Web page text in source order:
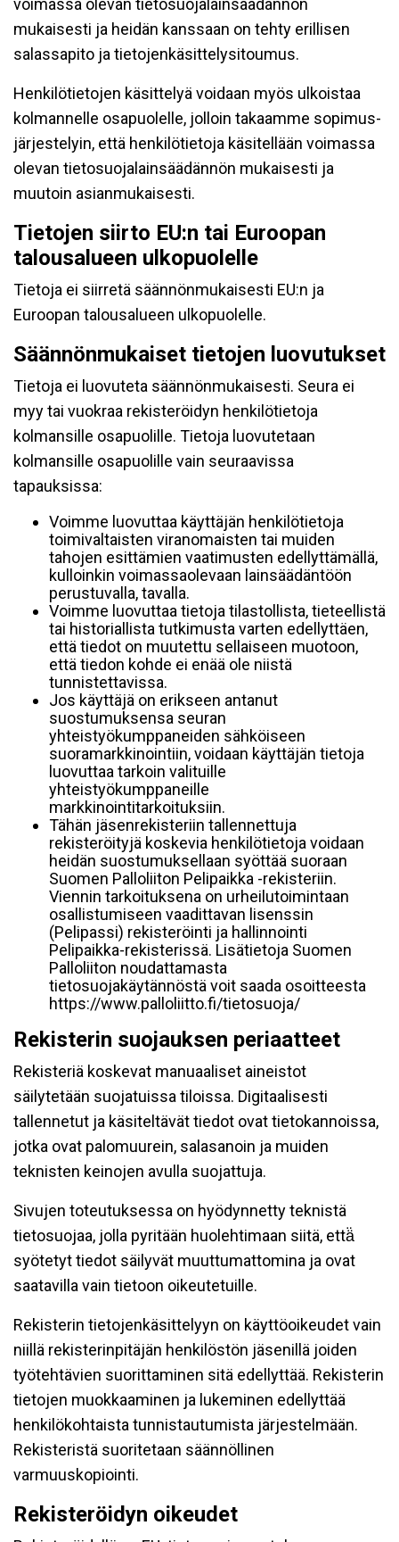
voimassa olevan tietosuojalainsäädännön
mukaisesti ja heidän kanssaan on tehty erillisen
salassapito ja tietojenkäsittelysitoumus.
Henkilötietojen käsittelyä voidaan myös ulkoistaa
kolmannelle osapuolelle, jolloin takaamme sopimus-
järjestelyin, että henkilötietoja käsitellään voimassa
olevan tietosuojalainsäädännön mukaisesti ja
muutoin asianmukaisesti.
Tietojen siirto EU:n tai Euroopan
talousalueen ulkopuolelle
Tietoja ei siirretä säännönmukaisesti EU:n ja
Euroopan talousalueen ulkopuolelle.
Säännönmukaiset tietojen luovutukset
Tietoja ei luovuteta säännönmukaisesti. Seura ei
myy tai vuokraa rekisteröidyn henkilötietoja
kolmansille osapuolille. Tietoja luovutetaan
kolmansille osapuolille vain seuraavissa
tapauksissa:
Voimme luovuttaa käyttäjän henkilötietoja
toimivaltaisten viranomaisten tai muiden
tahojen esittämien vaatimusten edellyttämällä,
kulloinkin voimassaolevaan lainsäädäntöön
perustuvalla, tavalla.
Voimme luovuttaa tietoja tilastollista, tieteellistä
tai historiallista tutkimusta varten edellyttäen,
että tiedot on muutettu sellaiseen muotoon,
että tiedon kohde ei enää ole niistä
tunnistettavissa.
Jos käyttäjä on erikseen antanut
suostumuksensa seuran
yhteistyökumppaneiden sähköiseen
suoramarkkinointiin, voidaan käyttäjän tietoja
luovuttaa tarkoin valituille
yhteistyökumppaneille
markkinointitarkoituksiin.
Tähän jäsenrekisteriin tallennettuja
rekisteröityjä koskevia henkilötietoja voidaan
heidän suostumuksellaan syöttää suoraan
Suomen Palloliiton Pelipaikka -rekisteriin.
Viennin tarkoituksena on urheilutoimintaan
osallistumiseen vaadittavan lisenssin
(Pelipassi) rekisteröinti ja hallinnointi
Pelipaikka-rekisterissä. Lisätietoja Suomen
Palloliiton noudattamasta
tietosuojakäytännöstä voit saada osoitteesta
https://www.palloliitto.fi/tietosuoja/
Rekisterin suojauksen periaatteet
Rekisteriä koskevat manuaaliset aineistot
säilytetään suojatuissa tiloissa. Digitaalisesti
tallennetut ja käsiteltävät tiedot ovat tietokannoissa,
jotka ovat palomuurein, salasanoin ja muiden
teknisten keinojen avulla suojattuja.
Sivujen toteutuksessa on hyödynnetty teknistä
tietosuojaa, jolla pyritään huolehtimaan siitä, että̈
syötetyt tiedot säilyvät muuttumattomina ja ovat
saatavilla vain tietoon oikeutetuille.
Rekisterin tietojenkäsittelyyn on käyttöoikeudet vain
niillä rekisterinpitäjän henkilöstön jäsenillä joiden
työtehtävien suorittaminen sitä edellyttää. Rekisterin
tietojen muokkaaminen ja lukeminen edellyttää
henkilökohtaista tunnistautumista järjestelmään.
Rekisteristä suoritetaan säännöllinen
varmuuskopiointi.
Rekisteröidyn oikeudet